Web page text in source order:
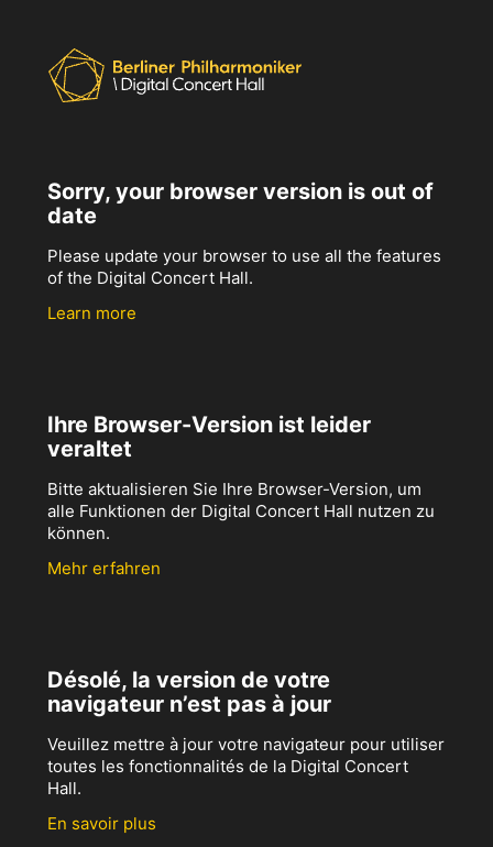
Sorry, your browser version is out of
date
Please update your browser to use all the features
of the Digital Concert Hall.
Learn more
Ihre Browser-Version ist leider
veraltet
Bitte aktualisieren Sie Ihre Browser-Version, um
alle Funktionen der Digital Concert Hall nutzen zu
können.
Mehr erfahren
Désolé, la version de votre
navigateur n’est pas à jour
Veuillez mettre à jour votre navigateur pour utiliser
toutes les fonctionnalités de la Digital Concert
Hall.
En savoir plus